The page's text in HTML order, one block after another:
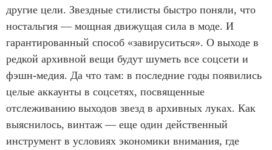
другие цели. Звездные стилисты быстро поняли, что
ностальгия — мощная движущая сила в моде. И
гарантированный способ «завируситься». О выходе в
редкой архивной вещи будут шуметь все соцсети и
фэшн-медия. Да что там: в последние годы появились
целые аккаунты в соцсетях, посвященные
отслеживанию выходов звезд в архивных луках. Как
выяснилось, винтаж — еще один действенный
инструмент в условиях экономики внимания, где